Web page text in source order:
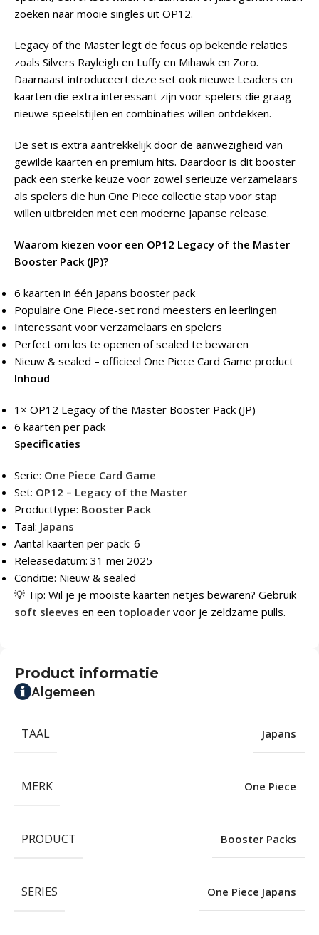
zoeken naar mooie singles uit OP12.
Legacy of the Master legt de focus op bekende relaties
zoals Silvers Rayleigh en Luffy en Mihawk en Zoro.
Daarnaast introduceert deze set ook nieuwe Leaders en
kaarten die extra interessant zijn voor spelers die graag
nieuwe speelstijlen en combinaties willen ontdekken.
De set is extra aantrekkelijk door de aanwezigheid van
gewilde kaarten en premium hits. Daardoor is dit booster
pack een sterke keuze voor zowel serieuze verzamelaars
als spelers die hun One Piece collectie stap voor stap
willen uitbreiden met een moderne Japanse release.
Waarom kiezen voor een OP12 Legacy of the Master
Booster Pack (JP)?
6 kaarten in één Japans booster pack
Populaire One Piece-set rond meesters en leerlingen
Interessant voor verzamelaars en spelers
Perfect om los te openen of sealed te bewaren
Nieuw & sealed – officieel One Piece Card Game product
Inhoud
1× OP12 Legacy of the Master Booster Pack (JP)
6 kaarten per pack
Specificaties
Serie: One Piece Card Game
Set: OP12 – Legacy of the Master
Producttype: Booster Pack
Taal: Japans
Aantal kaarten per pack: 6
Releasedatum: 31 mei 2025
Conditie: Nieuw & sealed
💡 Tip: Wil je je mooiste kaarten netjes bewaren? Gebruik
soft sleeves en een toploader voor je zeldzame pulls.
Product informatie
Algemeen
TAAL Japans
MERK One Piece
PRODUCT Booster Packs
SERIES One Piece Japans